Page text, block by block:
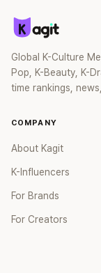
Global K-Culture
Pop, K-Beauty, K-
time rankings,
COMPANY
About Kagit
K-Influencers
For Brands
For Creators